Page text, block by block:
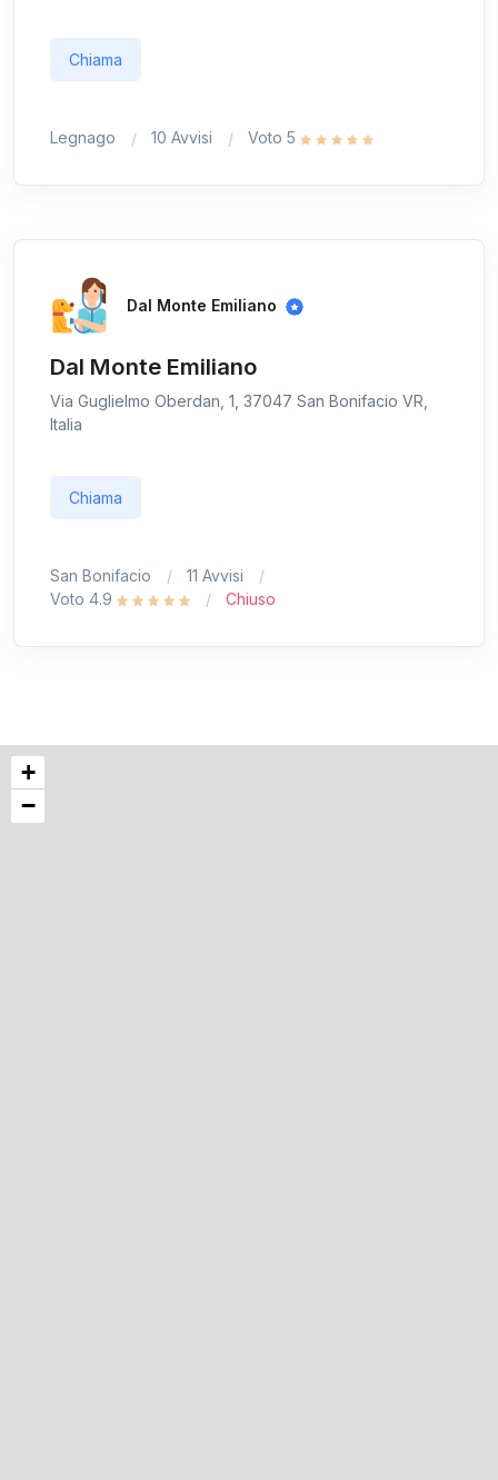
Chiama
Legnago 10 Avvisi Voto 5
Dal Monte Emiliano
Dal Monte Emiliano
Via Guglielmo Oberdan, 1, 37047 San Bonifacio VR,
Italia
Chiama
San Bonifacio
11 Avvisi
Voto 4.9
Chiuso
+
−